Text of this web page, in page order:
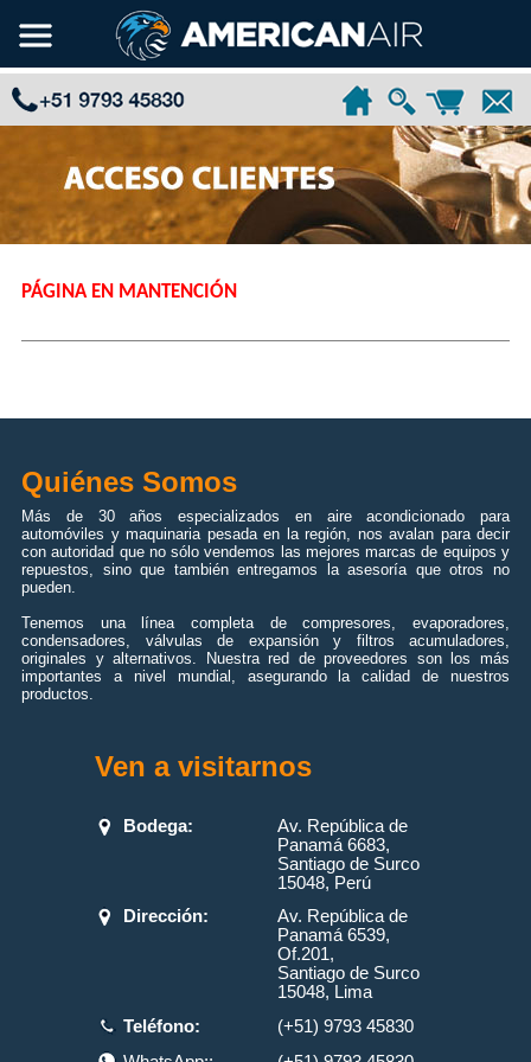
PÁGINA EN MANTENCIÓN
Quiénes Somos
Más de 30 años especializados en aire acondicionado para
automóviles y maquinaria pesada en la región, nos avalan para decir
con autoridad que no sólo vendemos las mejores marcas de equipos y
repuestos, sino que también entregamos la asesoría que otros no
pueden.
Tenemos una línea completa de compresores, evaporadores,
condensadores, válvulas de expansión y filtros acumuladores,
originales y alternativos. Nuestra red de proveedores son los más
importantes a nivel mundial, asegurando la calidad de nuestros
productos.
Ven a visitarnos
Bodega:
Av. República de
Panamá 6683,
Santiago de Surco
15048, Perú
Dirección:
Av. República de
Panamá 6539,
Of.201,
Santiago de Surco
15048, Lima
Teléfono:
(+51) 9793 45830